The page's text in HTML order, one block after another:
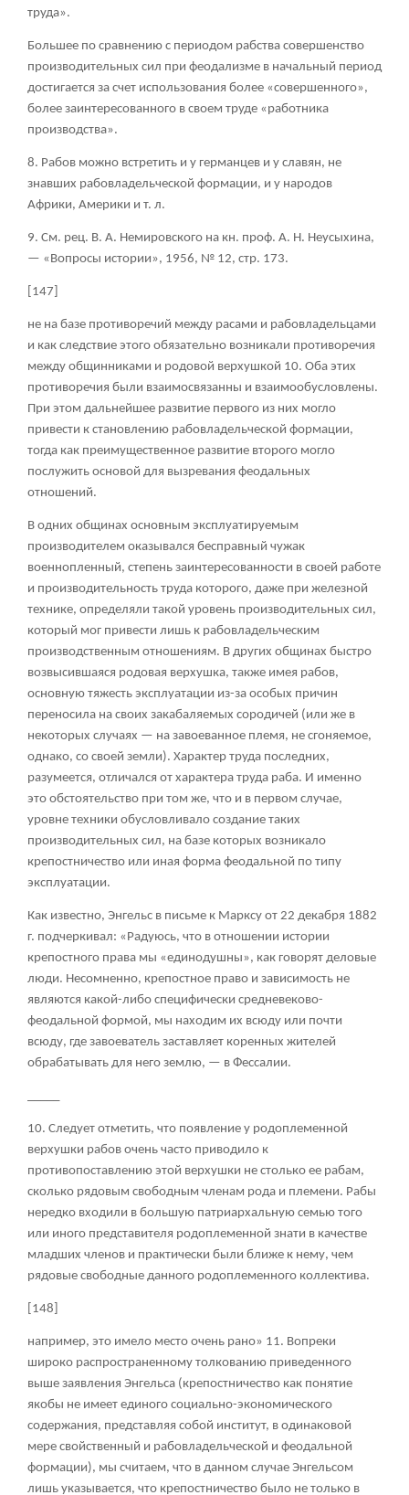
труда».
Большее по сравнению с периодом рабства совершенство
производительных сил при феодализме в начальный период
достигается за счет использования более «совершенного»,
более заинтересованного в своем труде «работника
производства».
8. Рабов можно встретить и у германцев и у славян, не
знавших рабовладельческой формации, и у народов
Африки, Америки и т. л.
9. См. рец. В. А. Немировского на кн. проф. А. Н. Неусыхина,
— «Вопросы истории», 1956, № 12, стр. 173.
[147]
не на базе противоречий между расами и рабовладельцами
и как следствие этого обязательно возникали противоречия
между общинниками и родовой верхушкой 10. Оба этих
противоречия были взаимосвязанны и взаимообусловлены.
При этом дальнейшее развитие первого из них могло
привести к становлению рабовладельческой формации,
тогда как преимущественное развитие второго могло
послужить основой для вызревания феодальных
отношений.
В одних общинах основным эксплуатируемым
производителем оказывался бесправный чужак
военнопленный, степень заинтересованности в своей работе
и производительность труда которого, даже при железной
технике, определяли такой уровень производительных сил,
который мог привести лишь к рабовладельческим
производственным отношениям. В других общинах быстро
возвысившаяся родовая верхушка, также имея рабов,
основную тяжесть эксплуатации из-за особых причин
переносила на своих закабаляемых сородичей (или же в
некоторых случаях — на завоеванное племя, не сгоняемое,
однако, со своей земли). Характер труда последних,
разумеется, отличался от характера труда раба. И именно
это обстоятельство при том же, что и в первом случае,
уровне техники обусловливало создание таких
производительных сил, на базе которых возникало
крепостничество или иная форма феодальной по типу
эксплуатации.
Как известно, Энгельс в письме к Марксу от 22 декабря 1882
г. подчеркивал: «Радуюсь, что в отношении истории
крепостного права мы «единодушны», как говорят деловые
люди. Несомненно, крепостное право и зависимость не
являются какой-либо специфически средневеково-
феодальной формой, мы находим их всюду или почти
всюду, где завоеватель заставляет коренных жителей
обрабатывать для него землю, — в Фессалии.
10. Следует отметить, что появление у родоплеменной
верхушки рабов очень часто приводило к
противопоставлению этой верхушки не столько ее рабам,
сколько рядовым свободным членам рода и племени. Рабы
нередко входили в большую патриархальную семью того
или иного представителя родоплеменной знати в качестве
младших членов и практически были ближе к нему, чем
рядовые свободные данного родоплеменного коллектива.
[148]
например, это имело место очень рано» 11. Вопреки
широко распространенному толкованию приведенного
выше заявления Энгельса (крепостничество как понятие
якобы не имеет единого социально-экономического
содержания, представляя собой институт, в одинаковой
мере свойственный и рабовладельческой и феодальной
формации), мы считаем, что в данном случае Энгельсом
лишь указывается, что крепостничество было не только в